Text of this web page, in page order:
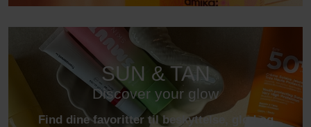
SUN & TAN
Discover your glow
Find dine favoritter til beskyttelse, glød og